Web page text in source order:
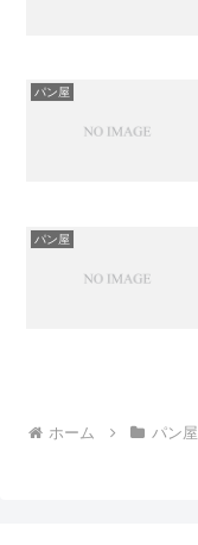
パン屋
パン屋
ホーム パン屋